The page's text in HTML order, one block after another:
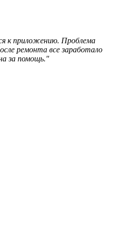
к приложению. Проблема
ремонта все заработало
за помощь."